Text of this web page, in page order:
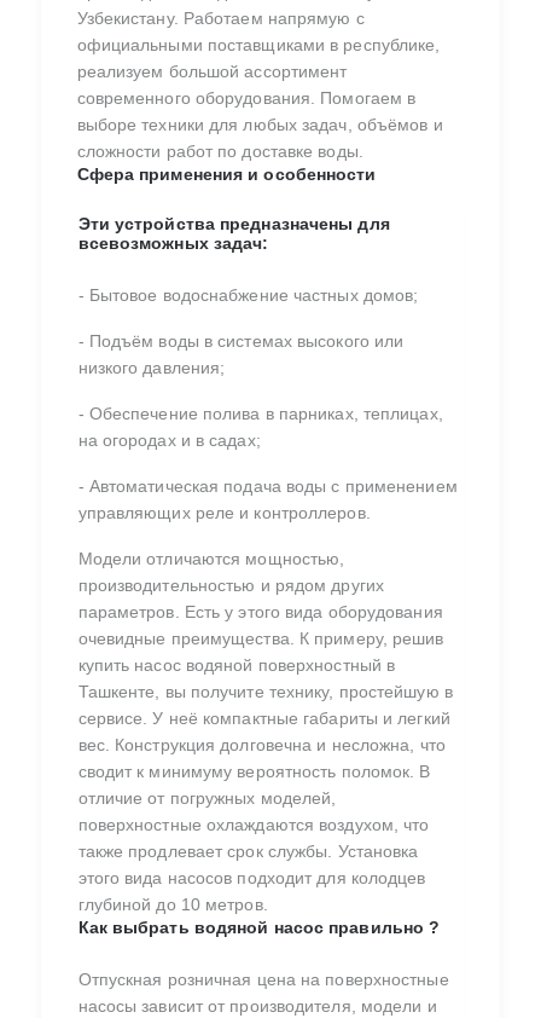
Узбекистану. Работаем напрямую с
официальными поставщиками в республике,
реализуем большой ассортимент
современного оборудования. Помогаем в
выборе техники для любых задач, объёмов и
сложности работ по доставке воды.
Сфера применения и особенности
Эти устройства предназначены для
всевозможных задач:
- Бытовое водоснабжение частных домов;
- Подъём воды в системах высокого или
низкого давления;
- Обеспечение полива в парниках, теплицах,
на огородах и в садах;
- Автоматическая подача воды с применением
управляющих реле и контроллеров.
Модели отличаются мощностью,
производительностью и рядом других
параметров. Есть у этого вида оборудования
очевидные преимущества. К примеру, решив
купить насос водяной поверхностный в
Ташкенте, вы получите технику, простейшую в
сервисе. У неё компактные габариты и легкий
вес. Конструкция долговечна и несложна, что
сводит к минимуму вероятность поломок. В
отличие от погружных моделей,
поверхностные охлаждаются воздухом, что
также продлевает срок службы. Установка
этого вида насосов подходит для колодцев
глубиной до 10 метров.
Как выбрать водяной насос правильно ?
Отпускная розничная цена на поверхностные
насосы зависит от производителя, модели и